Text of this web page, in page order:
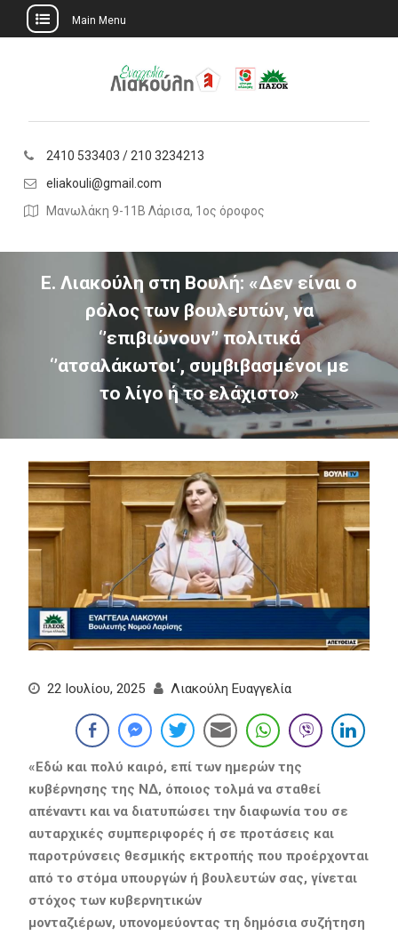
Main Menu
2410 533403 / 210 3234213
eliakouli@gmail.com
Μανωλάκη 9-11Β Λάρισα, 1ος όροφος
Ε. Λιακούλη στη Βουλή: «Δεν είναι ο
ρόλος των βουλευτών, να
‘’επιβιώνουν’’ πολιτικά
‘’ατσαλάκωτοι’, συμβιβασμένοι με
το λίγο ή το ελάχιστο»
22 Ιουλίου, 2025 Λιακούλη Ευαγγελία
« Εδώ και πολύ καιρό, επί των ημερών της
κυβέρνησης της ΝΔ, όποιος τολμά να σταθεί
απέναντι και να διατυπώσει την διαφωνία του σε
αυταρχικές συμπεριφορές ή σε προτάσεις και
παροτρύνσεις θεσμικής εκτροπής που προέρχονται
από το στόμα υπουργών ή βουλευτών σας, γίνεται
στόχος των κυβερνητικών
μονταζιέρων, υπονομεύοντας τη δημόσια συζήτηση